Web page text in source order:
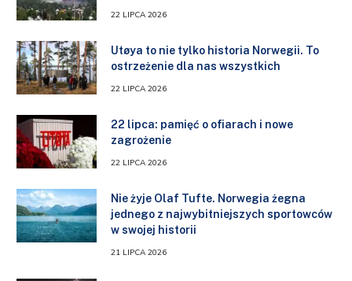
22 LIPCA 2026
Utøya to nie tylko historia Norwegii. To
ostrzeżenie dla nas wszystkich
22 LIPCA 2026
22 lipca: pamięć o ofiarach i nowe
zagrożenie
22 LIPCA 2026
Nie żyje Olaf Tufte. Norwegia żegna
jednego z najwybitniejszych sportowców
w swojej historii
21 LIPCA 2026